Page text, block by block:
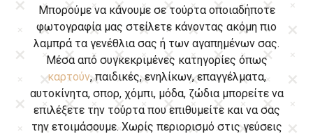
Μπορούμε να κάνουμε σε τούρτα οποιαδήποτε
φωτογραφία μας στείλετε κάνοντας ακόμη πιο
λαμπρά τα γενέθλια σας ή των αγαπημένων σας.
Μέσα από συγκεκριμένες κατηγορίες όπως
καρτούν, παιδικές, ενηλίκων, επαγγέλματα,
αυτοκίνητα, σπορ, χόμπι, μόδα, ζώδια μπορείτε να
επιλέξετε την τούρτα που επιθυμείτε και να σας
την ετοιμάσουμε. Χωρίς περιορισμό στις γεύσεις